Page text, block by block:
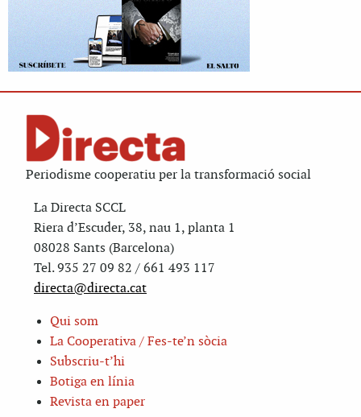
Periodisme cooperatiu per la transformació social
La Directa SCCL
Riera d’Escuder, 38, nau 1, planta 1
08028 Sants (Barcelona)
Tel. 935 27 09 82 / 661 493 117
directa@directa.cat
Qui som
La Cooperativa / Fes-te’n sòcia
Subscriu-t’hi
Botiga en línia
Revista en paper